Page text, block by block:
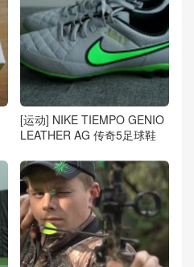
[运动] NIKE TIEMPO GENIO
LEATHER AG 传奇5足球鞋